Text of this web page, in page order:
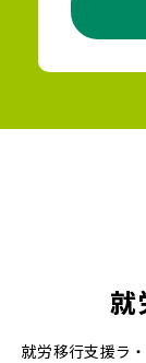
就
就労移行支援ラ